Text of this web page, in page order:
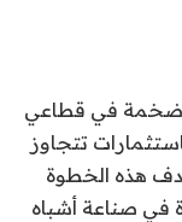
ضخمة في قطاعي
تتجاوز
هذه الخطوة
في صناعة أشباه